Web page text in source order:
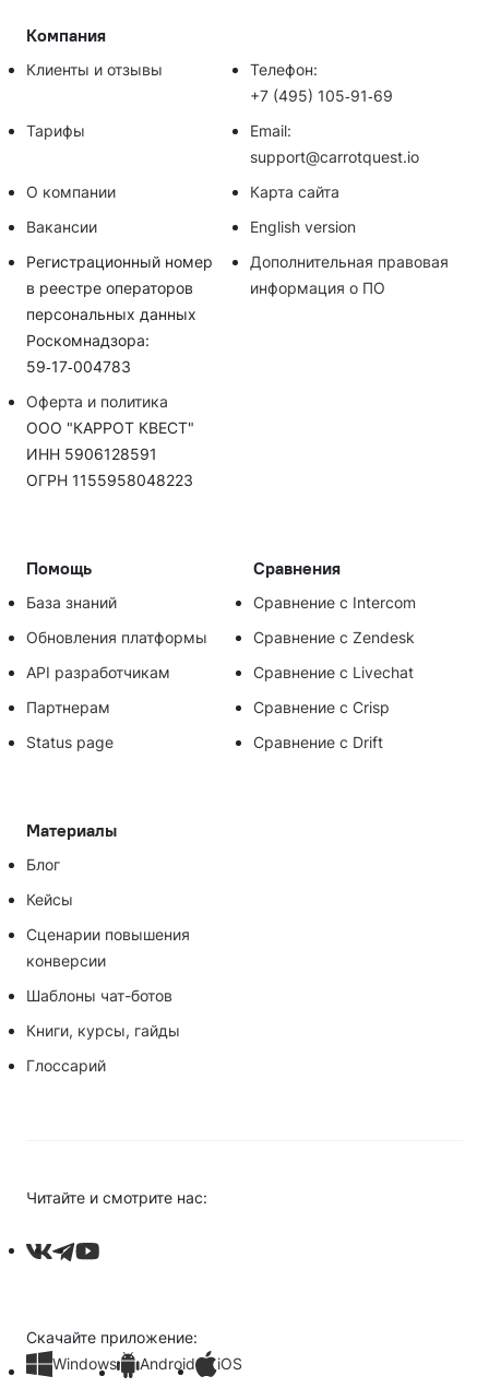
Помощь
База знаний
Обновления платформы
API разработчикам
Партнерам
Status page
Сравнения
Сравнение с Intercom
Сравнение с Zendesk
Сравнение с Livechat
Сравнение с Crisp
Сравнение с Drift
Материалы
Блог
Кейсы
Сценарии повышения
конверсии
Шаблоны чат-ботов
Книги, курсы, гайды
Глоссарий
Компания
Клиенты и отзывы
Телефон:
+7 (495) 105‑91‑69
Тарифы
Email:
support@carrotquest.io
О компании
Карта сайта
Вакансии
English version
Регистрационный номер
в реестре операторов
персональных данных
Роскомнадзора:
59‑17‑004783
Дополнительная правовая
информация о ПО
Оферта и политика
ООО "КАРРОТ КВЕСТ"
ИНН 5906128591
ОГРН 1155958048223
Читайте и смотрите нас:
Скачайте приложение:
Windows
Android iOS